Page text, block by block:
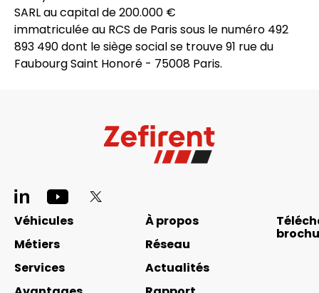
SARL au capital de 200.000 €
immatriculée au RCS de Paris sous le numéro 492
893 490 dont le siège social se trouve 91 rue du
Faubourg Saint Honoré - 75008 Paris.
Pied
de
page
réseaux
sociaux
Navigation
principale
footer
Véhicules
Métiers
Services
À propos
Réseau
Actualités